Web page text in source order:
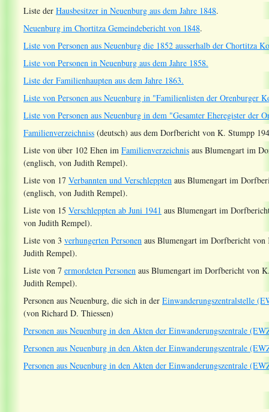
Liste der Hausbesitzer in Neuenburg aus dem Jahre 1848.
Neuenburg im Chortitza Gemeindebericht von 1848.
Liste von Personen aus Neuenburg die 1852 ausserhalb der Chortitza
Liste von Personen in Neuenburg aus dem Jahre 1858.
Liste der Familienhaupten aus dem Jahre 1863.
Liste von Personen aus Neuenburg in "Familienlisten der Orenburger
Liste von Personen aus Neuenburg in dem "Gesamter Eheregister der
Familienverzeichniss (deutsch) aus dem Dorfbericht von K. Stumpp
Liste von über 102 Ehen im Familienverzeichnis aus Blumengart im
(englisch, von Judith Rempel).
Liste von 17 Verbannten und Verschleppten aus Blumengart im
(englisch, von Judith Rempel).
Liste von 15 Verschleppten ab Juni 1941 aus Blumengart im
von Judith Rempel).
Liste von 3 verhungerten Personen aus Blumengart im Dorfbericht
Judith Rempel).
Liste von 7 ermordeten Personen aus Blumengart im Dorfbericht von
Judith Rempel).
Personen aus Neuenburg, die sich in der Einwanderungszentralstelle
(von Richard D. Thiessen)
Personen aus Neuenburg in den Akten der Einwanderungszentrale
Personen aus Neuenburg in den Akten der Einwanderungszentrale
Personen aus Neuenburg in den Akten der Einwanderungszentrale